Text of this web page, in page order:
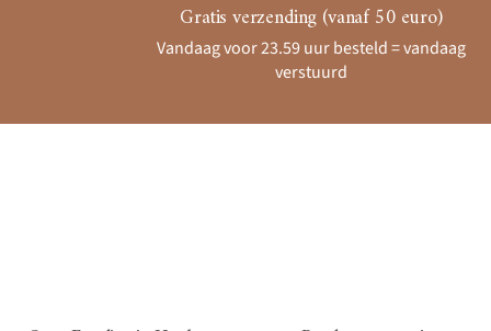
Gratis verzending (vanaf 50 euro)
Vandaag voor 23.59 uur besteld = vandaag
verstuurd